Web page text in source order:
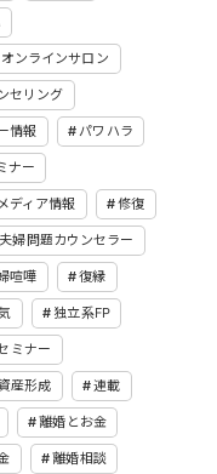
オンラインサロン
セリング
情報 パワハラ
ナー
ディア情報 修復
夫婦問題カウンセラー
喧嘩 復縁
独立系FP
ミナー
産形成 連載
離婚とお金
離婚相談